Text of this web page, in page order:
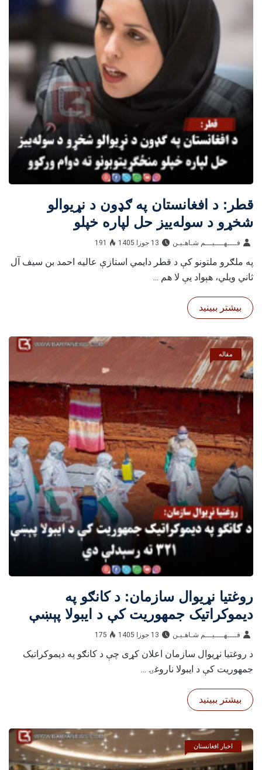
قطر: د افغانستان په ګډون د نړیوالو
شخړو د سوله‌ییز حل لپاره خپلو
منځګړیتوبونو ته دوام ورکوو
فــــهــــيـــم شـاهـیـن‎‎ 13 جوزا 1405 191
په ملګرو ملتونو کې د قطر دایمي استازې عالیه احمد بن سیف آل
ثاني ویلي، هېواد یې لا هم ...
بیشتر ببینید
مقاله
روغتیا نړیوال سازمان: د کانګو په
دیموکراتیک جمهوریت کې د ایبولا پېښې
۳۲۱ ته رسېدلې ديفــــهــــيـــم شـاهـیـن‎‎ 13 جوزا 1405 175
د روغتیا نړیوال سازمان اعلان کړی چې د کانګو په دیموکراتیک
جمهوریت کې د ایبولا ناروغۍ ...
بیشتر ببینید
اخبار افغانستان